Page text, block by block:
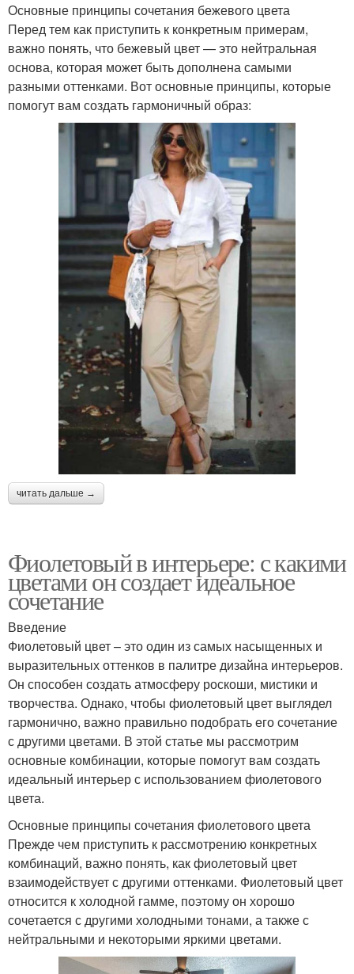
Основные принципы сочетания бежевого цвета
Перед тем как приступить к конкретным примерам,
важно понять, что бежевый цвет — это нейтральная
основа, которая может быть дополнена самыми
разными оттенками. Вот основные принципы, которые
помогут вам создать гармоничный образ:
читать дальше →
Фиолетовый в интерьере: с какими
цветами он создает идеальное
сочетание
Введение
Фиолетовый цвет – это один из самых насыщенных и
выразительных оттенков в палитре дизайна интерьеров.
Он способен создать атмосферу роскоши, мистики и
творчества. Однако, чтобы фиолетовый цвет выглядел
гармонично, важно правильно подобрать его сочетание
с другими цветами. В этой статье мы рассмотрим
основные комбинации, которые помогут вам создать
идеальный интерьер с использованием фиолетового
цвета.
Основные принципы сочетания фиолетового цвета
Прежде чем приступить к рассмотрению конкретных
комбинаций, важно понять, как фиолетовый цвет
взаимодействует с другими оттенками. Фиолетовый цвет
относится к холодной гамме, поэтому он хорошо
сочетается с другими холодными тонами, а также с
нейтральными и некоторыми яркими цветами.